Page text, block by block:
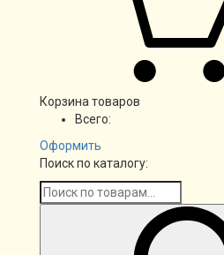
Корзина товаров
Всего:
Оформить
Поиск по каталогу: